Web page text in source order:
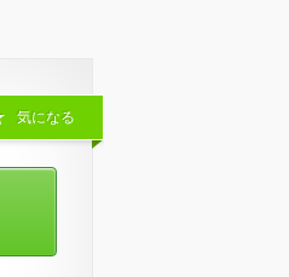
気になる